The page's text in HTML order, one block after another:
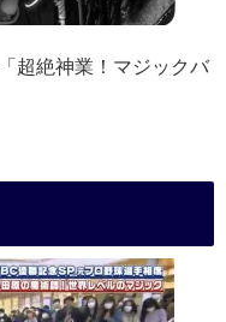
超絶神業！マジックバ